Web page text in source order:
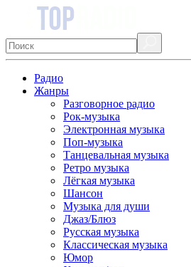
Радио
Жанры
Разговорное радио
Рок-музыка
Электронная музыка
Поп-музыка
Танцевальная музыка
Ретро музыка
Лёгкая музыка
Шансон
Музыка для души
Джаз/Блюз
Русская музыка
Классическая музыка
Юмор